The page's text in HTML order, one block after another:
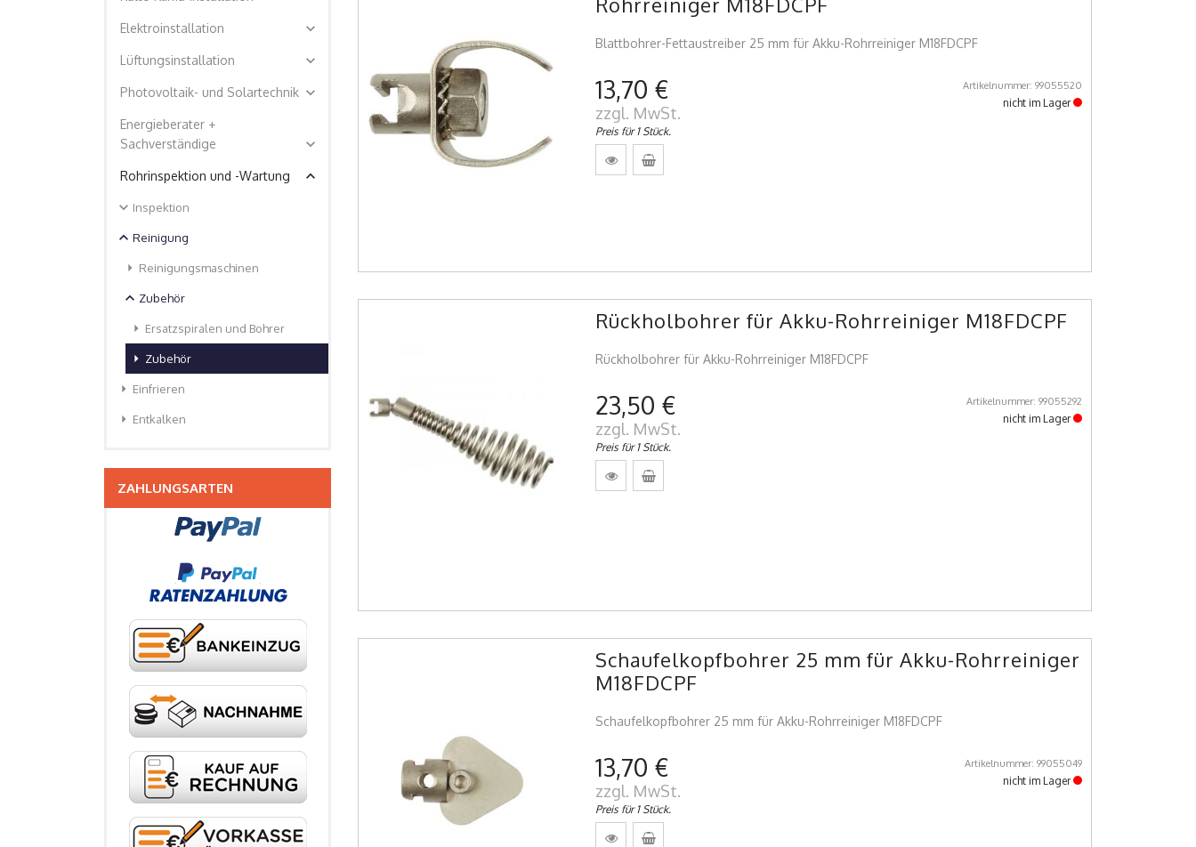
Elektroinstallation expand_more
Lüftungsinstallation expand_more
Photovoltaik- und Solartechnik expand_more
Energieberater +
Sachverständige
expand_more
Rohrinspektion und -Wartung expand_less
Inspektion
expand_more
Reinigung
expand_less
Reinigungsmaschinen
arrow_right
Zubehör
expand_less
Ersatzspiralen und Bohrer
arrow_right
Zubehör
arrow_right
Einfrieren
arrow_right
Entkalken
arrow_right
ZAHLUNGSARTEN
Blattbohrer-Fettaustreiber 25 mm für Akku-Rohrreiniger M18FDCPF
13,70 €
zzgl. MwSt.
Preis für 1 Stück.
Artikelnummer: 99055520
nicht im Lager
Rückholbohrer für Akku-Rohrreiniger M18FDCPF
Rückholbohrer für Akku-Rohrreiniger M18FDCPF
23,50 €
zzgl. MwSt.
Preis für 1 Stück.
Artikelnummer: 99055292
nicht im Lager
Schaufelkopfbohrer 25 mm für Akku-Rohrreiniger
M18FDCPF
Schaufelkopfbohrer 25 mm für Akku-Rohrreiniger M18FDCPF
13,70 €
zzgl. MwSt.
Preis für 1 Stück.
Artikelnummer: 99055049
nicht im Lager